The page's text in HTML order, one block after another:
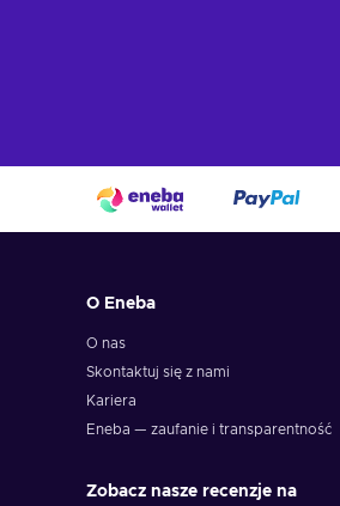
O Eneba
O nas
Skontaktuj się z nami
Kariera
Eneba — zaufanie i transparentność
Zobacz nasze recenzje na